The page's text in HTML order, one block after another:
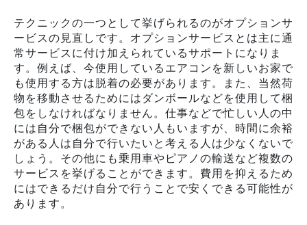
テクニックの一つとして挙げられるのがオプションサ
ービスの見直しです。オプションサービスとは主に通
常サービスに付け加えられているサポートになりま
す。例えば、今使用しているエアコンを新しいお家で
も使用する方は脱着の必要があります。また、当然荷
物を移動させるためにはダンボールなどを使用して梱
包をしなければなりません。仕事などで忙しい人の中
には自分で梱包ができない人もいますが、時間に余裕
がある人は自分で行いたいと考える人は少なくないで
しょう。その他にも乗用車やピアノの輸送など複数の
サービスを挙げることができます。費用を抑えるため
にはできるだけ自分で行うことで安くできる可能性が
あります。